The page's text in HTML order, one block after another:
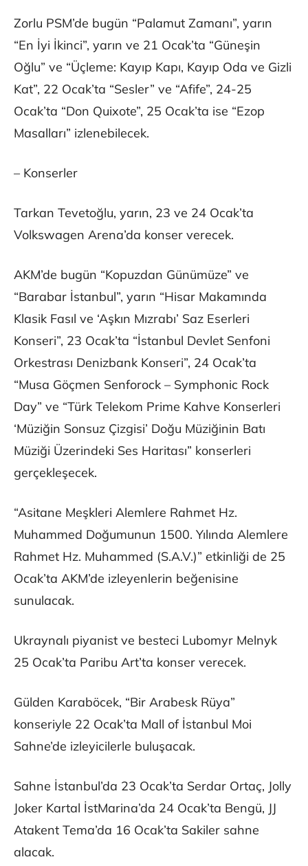
Zorlu PSM’de bugün “Palamut Zamanı”, yarın
“En İyi İkinci”, yarın ve 21 Ocak’ta “Güneşin
Oğlu” ve “Üçleme: Kayıp Kapı, Kayıp Oda ve Gizli
Kat”, 22 Ocak’ta “Sesler” ve “Afife”, 24-25
Ocak’ta “Don Quixote”, 25 Ocak’ta ise “Ezop
Masalları” izlenebilecek.
– Konserler
Tarkan Tevetoğlu, yarın, 23 ve 24 Ocak’ta
Volkswagen Arena’da konser verecek.
AKM’de bugün “Kopuzdan Günümüze” ve
“Barabar İstanbul”, yarın “Hisar Makamında
Klasik Fasıl ve ‘Aşkın Mızrabı’ Saz Eserleri
Konseri”, 23 Ocak’ta “İstanbul Devlet Senfoni
Orkestrası Denizbank Konseri”, 24 Ocak’ta
“Musa Göçmen Senforock – Symphonic Rock
Day” ve “Türk Telekom Prime Kahve Konserleri
‘Müziğin Sonsuz Çizgisi’ Doğu Müziğinin Batı
Müziği Üzerindeki Ses Haritası” konserleri
gerçekleşecek.
“Asitane Meşkleri Alemlere Rahmet Hz.
Muhammed Doğumunun 1500. Yılında Alemlere
Rahmet Hz. Muhammed (S.A.V.)” etkinliği de 25
Ocak’ta AKM’de izleyenlerin beğenisine
sunulacak.
Ukraynalı piyanist ve besteci Lubomyr Melnyk
25 Ocak’ta Paribu Art’ta konser verecek.
Gülden Karaböcek, “Bir Arabesk Rüya”
konseriyle 22 Ocak’ta Mall of İstanbul Moi
Sahne’de izleyicilerle buluşacak.
Sahne İstanbul’da 23 Ocak’ta Serdar Ortaç, Jolly
Joker Kartal İstMarina’da 24 Ocak’ta Bengü, JJ
Atakent Tema’da 16 Ocak’ta Sakiler sahne
alacak.